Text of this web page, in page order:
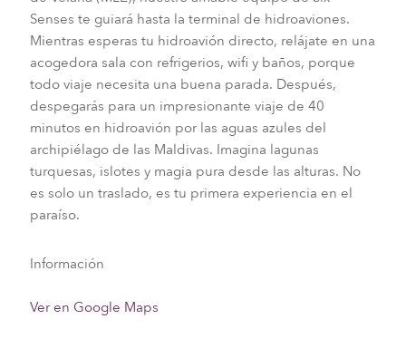
Senses te guiará hasta la terminal de hidroaviones.
Mientras esperas tu hidroavión directo, relájate en una
acogedora sala con refrigerios, wifi y baños, porque
todo viaje necesita una buena parada. Después,
despegarás para un impresionante viaje de 40
minutos en hidroavión por las aguas azules del
archipiélago de las Maldivas. Imagina lagunas
turquesas, islotes y magia pura desde las alturas. No
es solo un traslado, es tu primera experiencia en el
paraíso.
Información
Ver en Google Maps